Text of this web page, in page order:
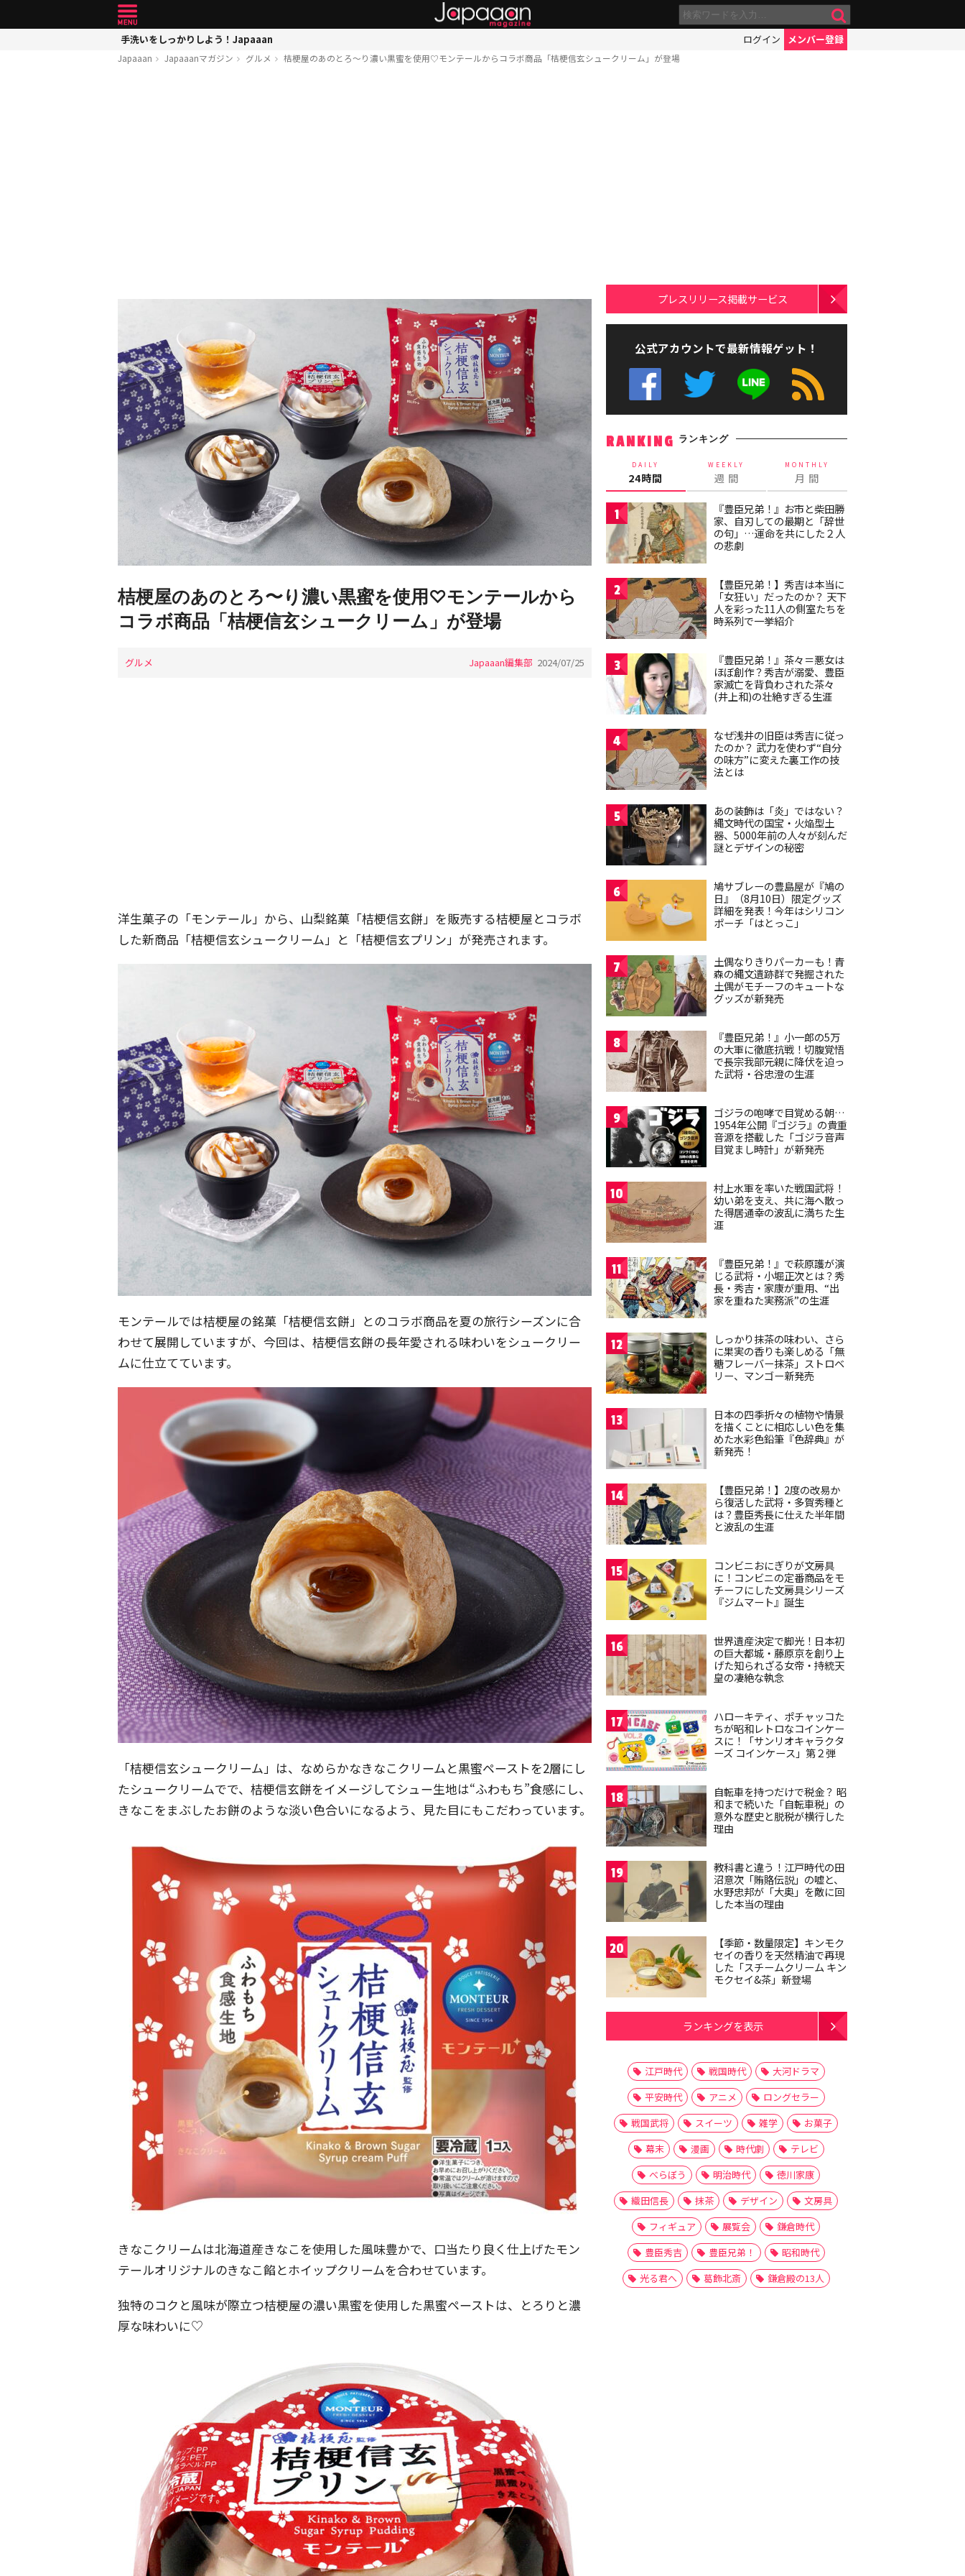
手洗いをしっかりしよう！Japaaan ログイン メンバー登録
Japaaan Japaaanマガジン グルメ 桔梗屋のあのとろ〜り濃い黒蜜を使用♡モンテールからコラボ商品「桔梗信玄シュークリーム」が登場
桔梗屋のあのとろ〜り濃い黒蜜を使用♡モンテールから
コラボ商品「桔梗信玄シュークリーム」が登場
グルメ Japaaan編集部 2024/07/25
洋生菓子の「モンテール」から、山梨銘菓「桔梗信玄餅」を販売する桔梗屋とコラボ
した新商品「桔梗信玄シュークリーム」と「桔梗信玄プリン」が発売されます。
モンテールでは桔梗屋の銘菓「桔梗信玄餅」とのコラボ商品を夏の旅行シーズンに合
わせて展開していますが、今回は、桔梗信玄餅の長年愛される味わいをシュークリー
ムに仕立てています。
「桔梗信玄シュークリーム」は、なめらかなきなこクリームと黒蜜ペーストを2層にし
たシュークリームでで、桔梗信玄餅をイメージしてシュー生地は“ふわもち”食感にし、
きなこをまぶしたお餅のような淡い色合いになるよう、見た目にもこだわっています。
きなこクリームは北海道産きなこを使用した風味豊かで、口当たり良く仕上げたモン
テールオリジナルのきなこ餡とホイップクリームを合わせています。
独特のコクと風味が際立つ桔梗屋の濃い黒蜜を使用した黒蜜ペーストは、とろりと濃
厚な味わいに♡
プレスリリース掲載サービス
公式アカウントで最新情報ゲット！
RANKING ランキング
DAILY
24時間
WEEKLY
週 間
MONTHLY
月 間
1
『豊臣兄弟！』お市と柴田勝
家、自刃しての最期と「辞世
の句」…運命を共にした２人
の悲劇
2
【豊臣兄弟！】秀吉は本当に
「女狂い」だったのか？ 天下
人を彩った11人の側室たちを
時系列で一挙紹介
3
『豊臣兄弟！』茶々＝悪女は
ほぼ創作？秀吉が溺愛、豊臣
家滅亡を背負わされた茶々
(井上和)の壮絶すぎる生涯
4
なぜ浅井の旧臣は秀吉に従っ
たのか？ 武力を使わず“自分
の味方”に変えた裏工作の技
法とは
5
あの装飾は「炎」ではない？
縄文時代の国宝・火焔型土
器、5000年前の人々が刻んだ
謎とデザインの秘密
6
鳩サブレーの豊島屋が『鳩の
日』（8月10日）限定グッズ
詳細を発表！今年はシリコン
ポーチ「はとっこ」
7
土偶なりきりパーカーも！青
森の縄文遺跡群で発掘された
土偶がモチーフのキュートな
グッズが新発売
8
『豊臣兄弟！』小一郎の5万
の大軍に徹底抗戦！切腹覚悟
で長宗我部元親に降伏を迫っ
た武将・谷忠澄の生涯
9
ゴジラの咆哮で目覚める朝…
1954年公開『ゴジラ』の貴重
音源を搭載した「ゴジラ音声
目覚まし時計」が新発売
10
村上水軍を率いた戦国武将！
幼い弟を支え、共に海へ散っ
た得居通幸の波乱に満ちた生
涯
11
『豊臣兄弟！』で萩原護が演
じる武将・小堀正次とは？秀
長・秀吉・家康が重用、“出
家を重ねた実務派”の生涯
12
しっかり抹茶の味わい、さら
に果実の香りも楽しめる「無
糖フレーバー抹茶」ストロベ
リー、マンゴー新発売
13
日本の四季折々の植物や情景
を描くことに相応しい色を集
めた水彩色鉛筆『色辞典』が
新発売！
14
【豊臣兄弟！】2度の改易か
ら復活した武将・多賀秀種と
は？豊臣秀長に仕えた半年間
と波乱の生涯
15
コンビニおにぎりが文房具
に！コンビニの定番商品をモ
チーフにした文房具シリーズ
『ジムマート』誕生
16
世界遺産決定で脚光！日本初
の巨大都城・藤原京を創り上
げた知られざる女帝・持統天
皇の凄絶な執念
17
ハローキティ、ポチャッコた
ちが昭和レトロなコインケー
スに！「サンリオキャラクタ
ーズ コインケース」第２弾
18
自転車を持つだけで税金？ 昭
和まで続いた「自転車税」の
意外な歴史と脱税が横行した
理由
19
教科書と違う！江戸時代の田
沼意次「賄賂伝説」の嘘と、
水野忠邦が「大奥」を敵に回
した本当の理由
20
【季節・数量限定】キンモク
セイの香りを天然精油で再現
した「スチームクリーム キン
モクセイ&茶」新登場
ランキングを表示
江戸時代 戦国時代
大河ドラマ
平安時代
アニメ
ロングセラー
戦国武将
スイーツ 雑学
お菓子
幕末
漫画 時代劇
テレビ
べらぼう
明治時代
徳川家康
織田信長
抹茶 デザイン
文房具
フィギュア
展覧会
鎌倉時代
豊臣秀吉
豊臣兄弟！
昭和時代
光る君へ
葛飾北斎 鎌倉殿の13人